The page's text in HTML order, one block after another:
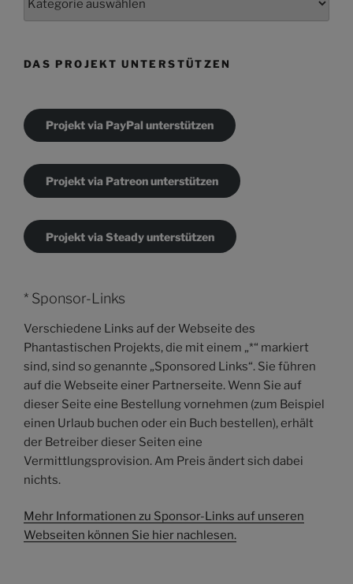
DAS PROJEKT UNTERSTÜTZEN
Projekt via PayPal unterstützen
Projekt via Patreon unterstützen
Projekt via Steady unterstützen
* Sponsor-Links
Verschiedene Links auf der Webseite des
Phantastischen Projekts, die mit einem „*“ markiert
sind, sind so genannte „Sponsored Links“. Sie führen
auf die Webseite einer Partnerseite. Wenn Sie auf
dieser Seite eine Bestellung vornehmen (zum Beispiel
einen Urlaub buchen oder ein Buch bestellen), erhält
der Betreiber dieser Seiten eine
Vermittlungsprovision. Am Preis ändert sich dabei
nichts.
Mehr Informationen zu Sponsor-Links auf unseren
Webseiten können Sie hier nachlesen.